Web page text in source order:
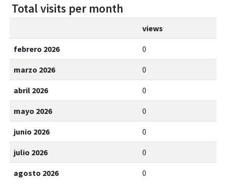
Total visits per month
views
febrero 2026 0
marzo 2026 0
abril 2026 0
mayo 2026 0
junio 2026 0
julio 2026 0
agosto 2026 0